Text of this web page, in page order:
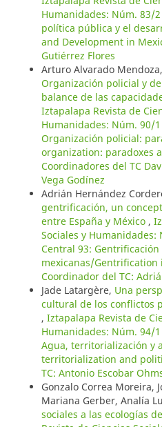
Humanidades: Núm. 83/
política pública y el
and Development in
Gutiérrez Flores
Arturo Alvarado
Organización policial y
balance de las
Iztapalapa Revista de
Humanidades: Núm. 90/
Organización policial:
organization: paradoxes
Coordinadores del TC
Vega Godínez
Adrián Hernández
gentrificación, un
entre España y México ,
Sociales y Humanidades:
Central 93:
mexicanas/Gentrification
Coordinador del TC:
Jade Latargère, Una
cultural de los conflictos
, Iztapalapa Revista de
Humanidades: Núm. 94/
Agua, territorialización y
territorialization and
TC: Antonio Escobar
Gonzalo Correa Moreira,
Mariana Gerber, Analía
sociales a las ecologías